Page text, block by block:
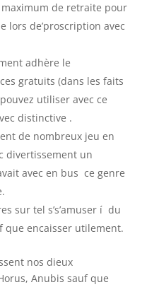
de retraite pour
lors de’proscription avec
adhère le
gratuits (dans les faits
utiliser avec ce
distinctive .
de nombreux jeu en
divertissement un
avec en bus ce genre
sur tel s’s’amuser í du
que encaisser utilement.
nos dieux
Anubis sauf que